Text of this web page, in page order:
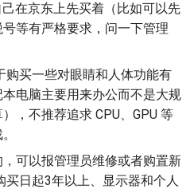
在京东上先买着（比如可以先
等有严格要求，问一下管理
购买一些对眼睛和人体功能有
电脑主要用来办公而不是大规
，不推荐追求 CPU、GPU 等
可以报管理员维修或者购置新
日起3年以上、显示器和个人